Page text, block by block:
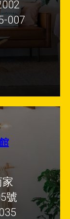
007
號